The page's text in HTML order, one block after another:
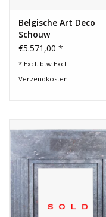
Belgische Art Deco
Schouw
€5.571,00 *
* Excl. btw Excl.
Verzendkosten